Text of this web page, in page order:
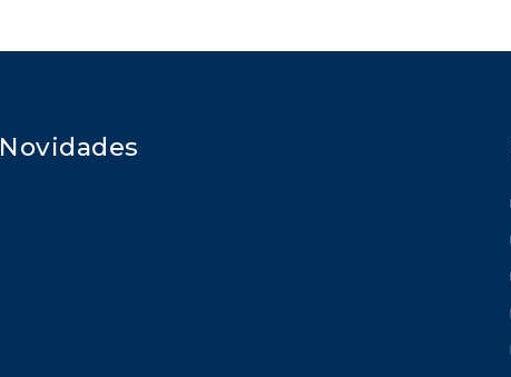
Novidades